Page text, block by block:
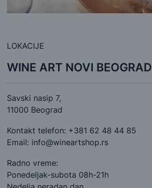
LOKACIJE
WINE ART NOVI BEOGRAD
Savski nasip 7,
11000 Beograd
Kontakt telefon: +381 62 48 44 85
Email: info@wineartshop.rs
Radno vreme:
Ponedeljak-subota 08h-21h